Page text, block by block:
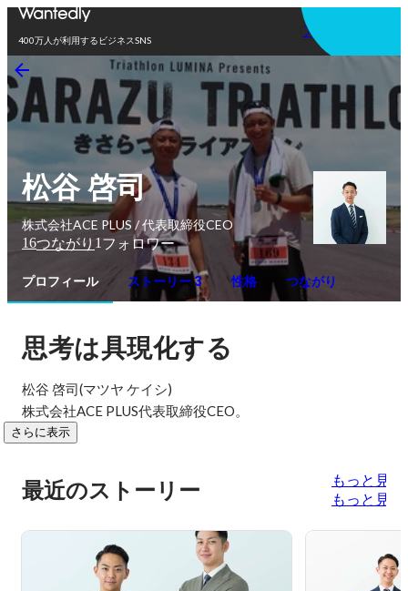
400万人が利用するビジネスSNS
アプリを使う
松谷 啓司
株式会社ACE PLUS / 代表取締役CEO
16つながり 1 フォロワー
プロフィール ストーリー 3 性格 つながり
思考は具現化する
松谷 啓司(マツヤ ケイシ)
株式会社ACE PLUS代表取締役CEO。
さらに表示
最近のストーリー
もっと見る
もっと見る